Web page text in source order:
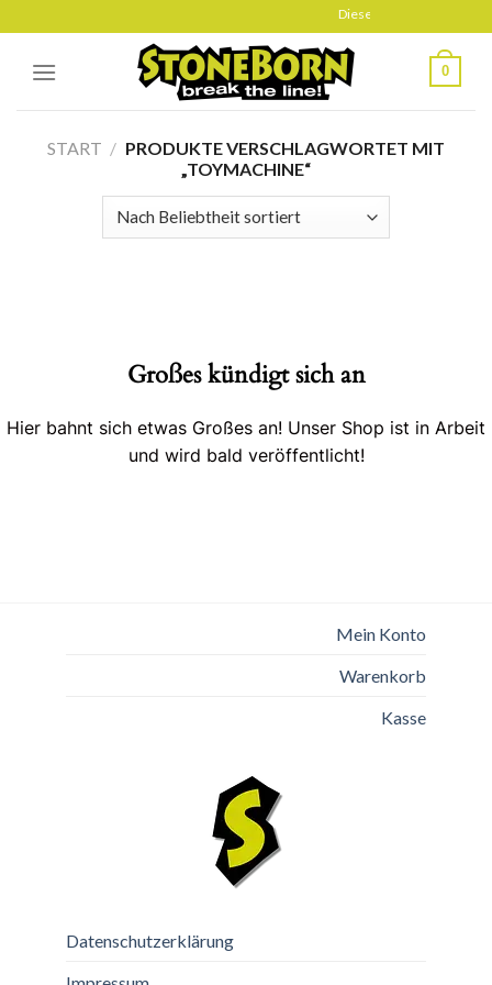
to
content
Diese Seite befindet sich
0
START / PRODUKTE VERSCHLAGWORTET MIT
„TOYMACHINE“
Großes kündigt sich an
Hier bahnt sich etwas Großes an! Unser Shop ist in Arbeit
und wird bald veröffentlicht!
Mein Konto
Warenkorb
Kasse
Datenschutzerklärung